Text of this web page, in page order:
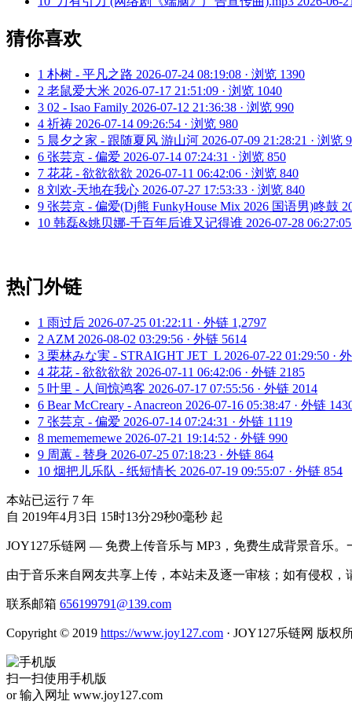
猜你喜欢
1 朴树 - 平凡之路 2026-07-24 08:19:08 · 浏览 1390
2 老鼠爱大米 2026-07-17 21:51:09 · 浏览 1040
3 02 - Isao Family 2026-07-12 21:36:38 · 浏览 990
4 祈祷 2026-07-14 09:26:54 · 浏览 980
5 晨夕之家 - 跟随夏风 游山河 2026-07-09 21:28:21 · 浏览
6 张芸京 - 偏爱 2026-07-14 07:24:31 · 浏览 850
7 花花 - 欲欲欲欲 2026-07-11 06:42:06 · 浏览 840
8 刘欢-天地在我心 2026-07-27 17:53:33 · 浏览 840
9 张芸京 - 偏爱(Dj熊 FunkyHouse Mix 2026 国语男)咚鼓
10 韩磊&姚贝娜-千百年后谁又记得谁 2026-07-28
热门外链
1 雨过后 2026-07-25 01:22:11 · 外链 1,2797
2 AZM 2026-08-02 03:29:56 · 外链 5614
3 栗林みな実 - STRAIGHT JET_L 2026-07-22 01:29:50 ·
4 花花 - 欲欲欲欲 2026-07-11 06:42:06 · 外链 2185
5 叶里 - 人间惊鸿客 2026-07-17 07:55:56 · 外链 2014
6 Bear McCreary - Anacreon 2026-07-16 05:38:47 · 外链
7 张芸京 - 偏爱 2026-07-14 07:24:31 · 外链 1119
8 memememewe 2026-07-21 19:14:52 · 外链 990
9 周蕙 - 替身 2026-07-25 07:18:23 · 外链 864
10 烟把儿乐队 - 纸短情长 2026-07-19 09:55:07 · 外链 854
本站已运行 7 年
自 2019年4月3日 15时13分29秒0毫秒 起
JOY127乐链网 — 免费上传音乐与 MP3，免费生成背景音乐
由于音乐来自网友共享上传，本站未及逐一审核；如有侵权
联系邮箱 656199791@139.com
Copyright © 2019 https://www.joy127.com · JOY127乐链网 版权
扫一扫使用手机版
or 输入网址 www.joy127.com